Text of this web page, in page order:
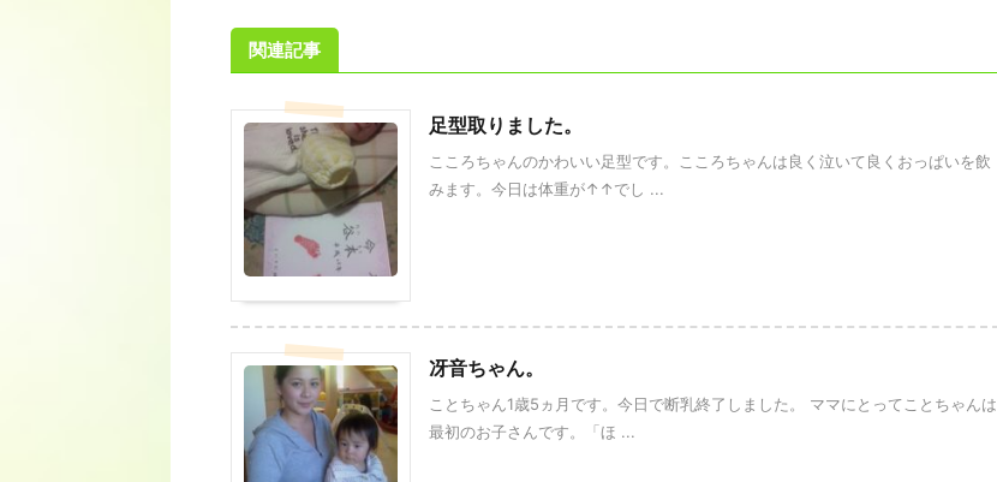
関連記事
足型取りました。
こころちゃんのかわいい足型です。こころちゃんは良く泣いて良くおっぱいを飲
みます。今日は体重が↑↑でし ...
冴音ちゃん。
ことちゃん1歳5ヵ月です。今日で断乳終了しました。 ママにとってことちゃんは
最初のお子さんです。「ほ ...